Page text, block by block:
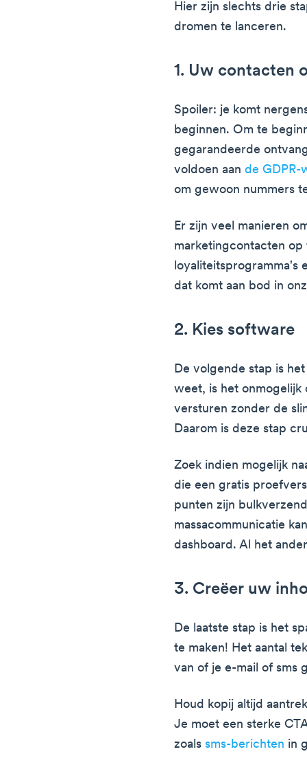
Hier zijn slechts drie
dromen te lanceren.
1. Uw contacten
Spoiler: je komt
beginnen. Om te
gegarandeerde
voldoen aande GDPR-
om gewoon nummers
Er zijn veel manieren
marketingcontacten
loyaliteitsprogramma's
dat komt aan bod in
2. Kies software
De volgende stap is
weet, is het
versturen zonder de
Daarom is deze stap
Zoek indien mogelijk
die een gratis
punten zijn
massacommunicatie
dashboard. Al het
3. Creëer uw
De laatste stap is het
te maken! Het aantal
van of je e-mail of sms
Houd kopij altijd
Je moet een sterke
zoalssms-berichten in